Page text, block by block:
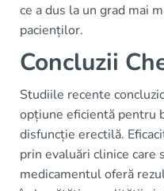
ce a dus la un grad mai
pacienților.
Concluzii
Studiile recente
opțiune eficientă pentru
disfuncție erectilă.
prin evaluări clinice care
medicamentul oferă